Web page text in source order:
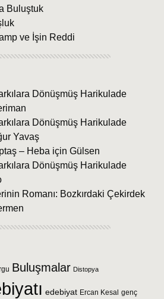
Buluştuk
ve İşin Reddi
Dönüşmüş Harikulade
Dönüşmüş Harikulade
Yavaş
– Heba için Gülsen
Dönüşmüş Harikulade
Romanı: Bozkırdaki Çekirdek
Buluşmalar Distopya
edebiyat Ercan Kesal genç